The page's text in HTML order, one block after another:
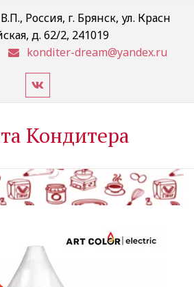
, Россия, г. Брянск, ул. Красн
д. 62/2, 241019
konditer-dream@yandex.ru
Кондитера